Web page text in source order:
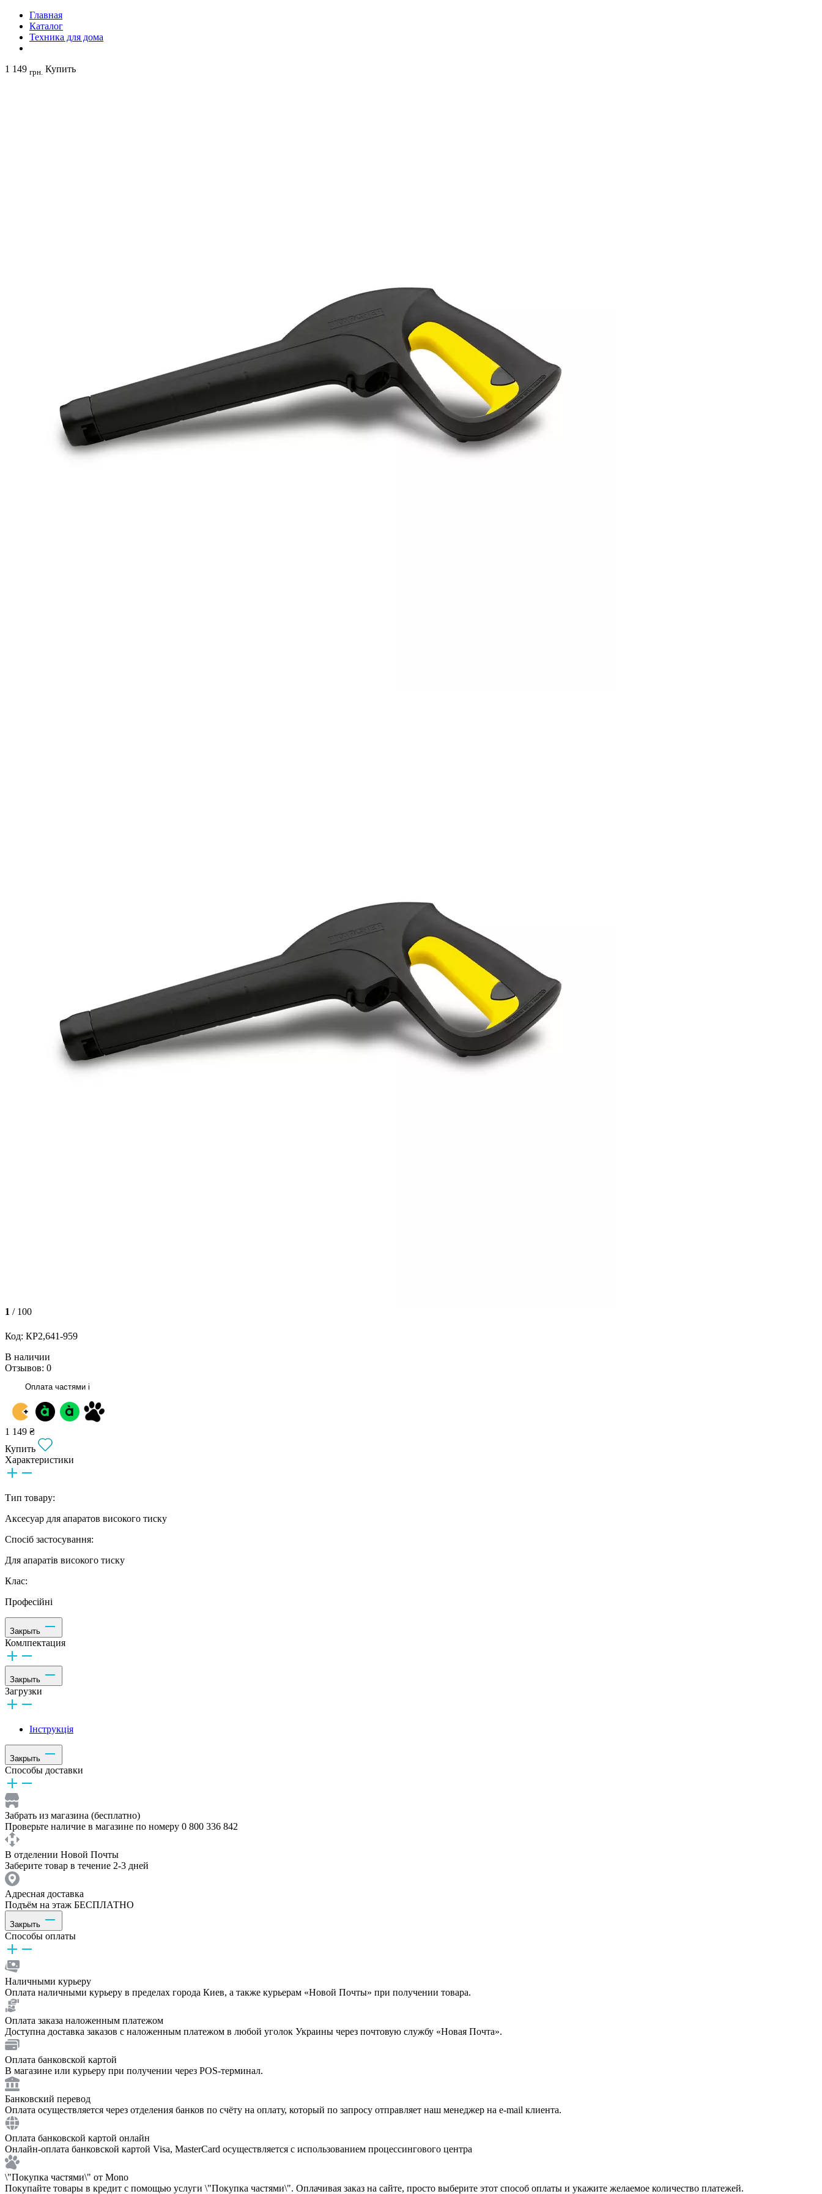
Главная
Каталог
Техника для дома
1 149 грн. Купить
1 / 100
Код: КР2,641-959
В наличии
Отзывов: 0
Оплата частями i
1 149 ₴
Купить
Характеристики
Тип товару:
Аксесуар для апаратов високого тиску
Спосіб застосування:
Для апаратів високого тиску
Клас:
Професійні
Закрыть
Комлпектация
Закрыть
Загрузки
Інструкція
Закрыть
Способы доставки
Забрать из магазина (бесплатно)
Проверьте наличие в магазине по номеру 0 800 336 842
В отделении Новой Почты
Заберите товар в течение 2-3 дней
Адресная доставка
Подъём на этаж БЕСПЛАТНО
Закрыть
Способы оплаты
Наличными курьеру
Оплата наличными курьеру в пределах города Киев, а также курьерам «Новой Почты» при получении товара.
Оплата заказа наложенным платежом
Доступна доставка заказов с наложенным платежом в любой уголок Украины через почтовую службу «Новая Почта».
Оплата банковской картой
В магазине или курьеру при получении через POS-терминал.
Банковский перевод
Оплата осуществляется через отделения банков по счёту на оплату, который по запросу отправляет наш менеджер на e-mail клиента.
Оплата банковской картой онлайн
Онлайн-оплата банковской картой Visa, MasterCard осуществляется с использованием процессингового центра
\"Покупка частями\" от Mono
Покупайте товары в кредит с помощью услуги \"Покупка частями\". Оплачивая заказ на сайте, просто выберите этот способ оплаты и укажите желаемое количество платежей.